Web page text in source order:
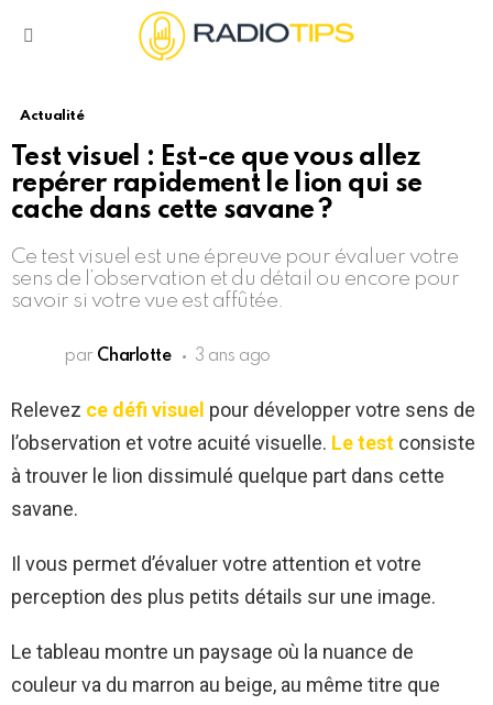
Actualité
Test visuel : Est-ce que vous allez
repérer rapidement le lion qui se
cache dans cette savane ?
Ce test visuel est une épreuve pour évaluer votre
sens de l’observation et du détail ou encore pour
savoir si votre vue est affûtée.
par Charlotte 3 ans ago
Relevez ce défi visuel pour développer votre sens de
l’observation et votre acuité visuelle. Le test consiste
à trouver le lion dissimulé quelque part dans cette
savane.
Il vous permet d’évaluer votre attention et votre
perception des plus petits détails sur une image.
Le tableau montre un paysage où la nuance de
couleur va du marron au beige, au même titre que